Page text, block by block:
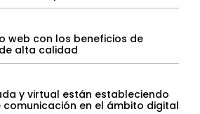
web con los beneficios de
alta calidad
y virtual están estableciendo
en el ámbito digital